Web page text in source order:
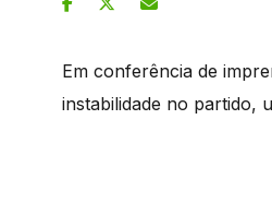
Em conferência de
instabilidade no partido,